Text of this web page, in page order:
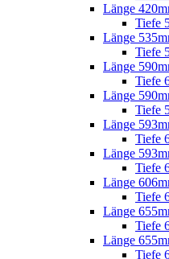
Länge
Tiefe
Länge
Tiefe
Länge
Tiefe
Länge
Tiefe
Länge
Tiefe
Länge
Tiefe
Länge
Tiefe
Länge
Tiefe
Länge
Tiefe